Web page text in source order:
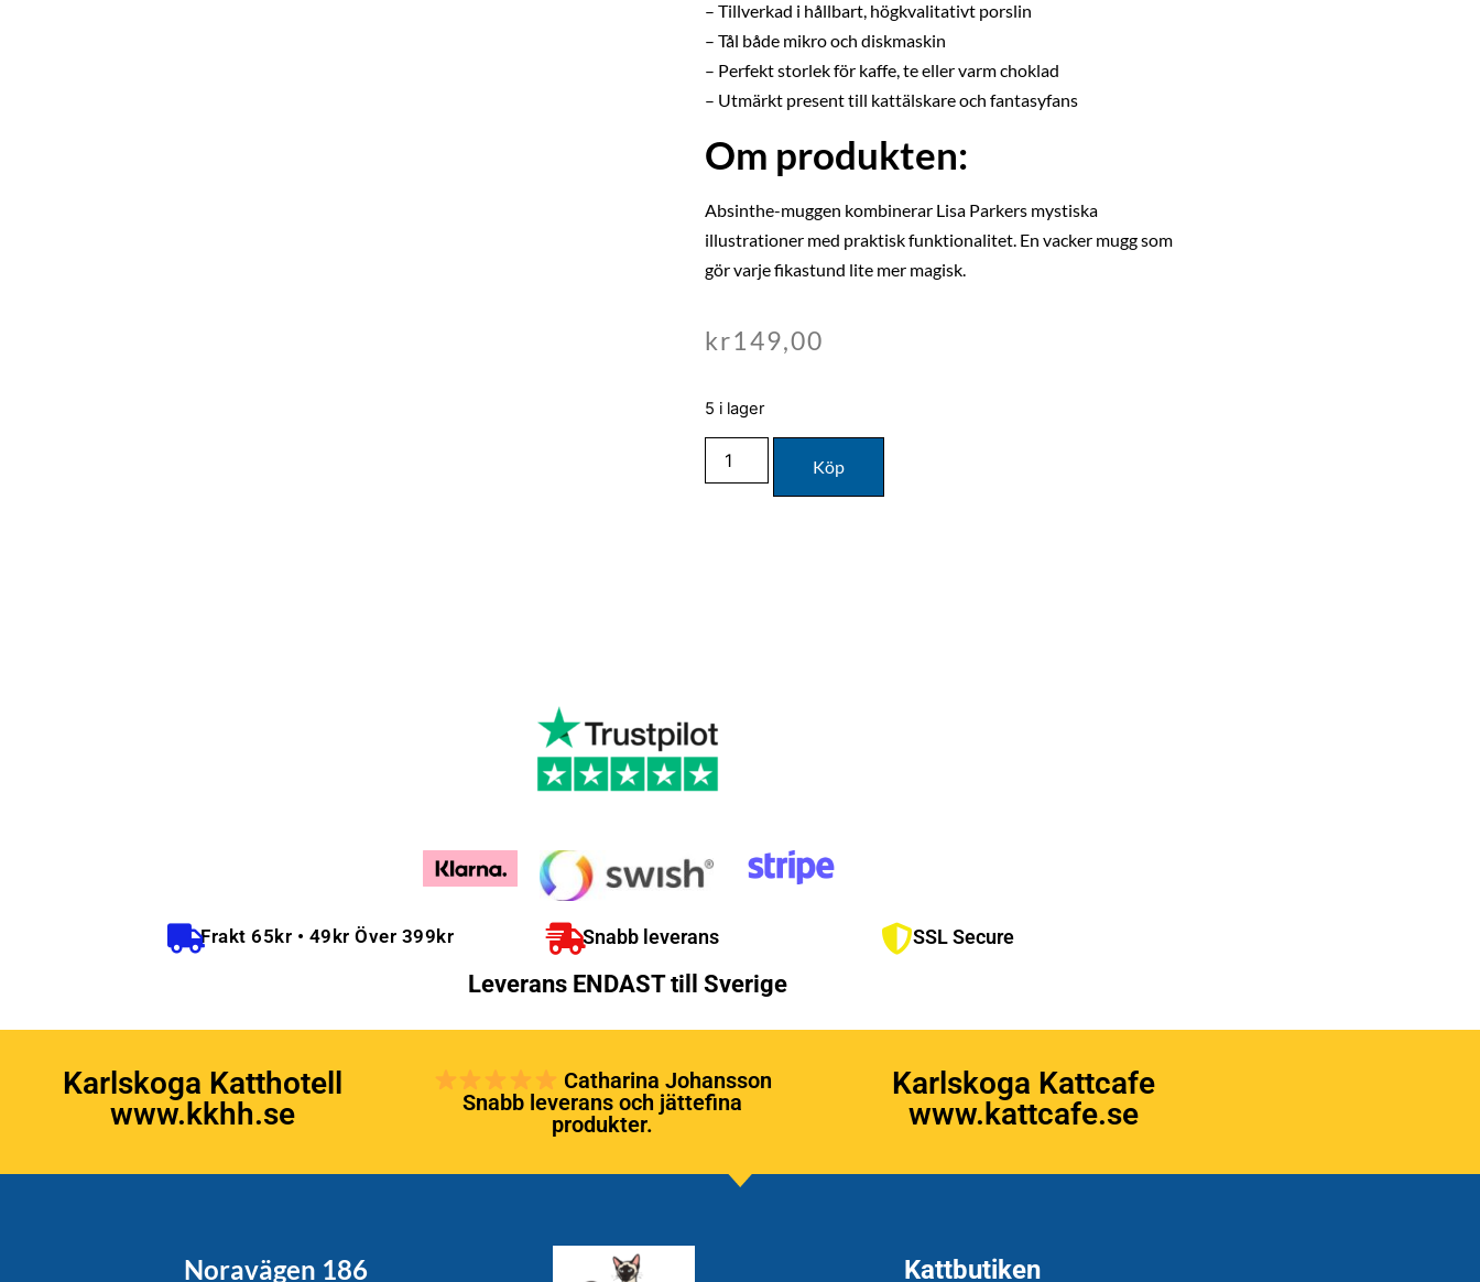
– Tillverkad i hållbart, högkvalitativt porslin
– Tål både mikro och diskmaskin
– Perfekt storlek för kaffe, te eller varm choklad
– Utmärkt present till kattälskare och fantasyfans
Om produkten:
Absinthe-muggen kombinerar Lisa Parkers mystiska
illustrationer med praktisk funktionalitet. En vacker mugg som
gör varje fikastund lite mer magisk.
kr149,00
5 i lager
Köp
Frakt 65kr • 49kr Över 399kr Snabb leverans SSL Secure
Leverans ENDAST till Sverige
Karlskoga Katthotell
www.kkhh.se
Catharina Johansson
Snabb leverans och jättefina
produkter.
Karlskoga Kattcafe
www.kattcafe.se
Noravägen 186 Kattbutiken